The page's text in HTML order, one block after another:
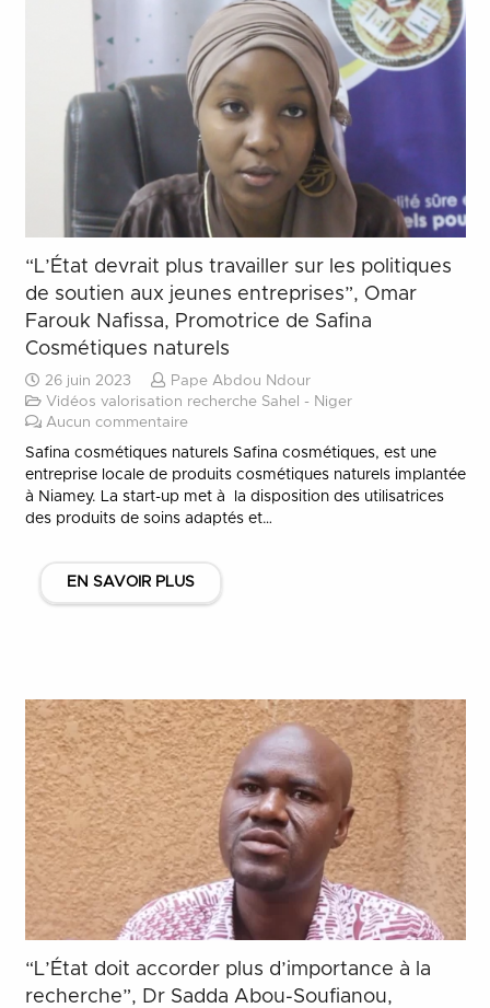
“L’État devrait plus travailler sur les politiques
de soutien aux jeunes entreprises”, Omar
Farouk Nafissa, Promotrice de Safina
Cosmétiques naturels
26 juin 2023
Pape Abdou Ndour
Vidéos valorisation recherche Sahel - Niger
Aucun commentaire
Safina cosmétiques naturels Safina cosmétiques, est une
entreprise locale de produits cosmétiques naturels implantée
à Niamey. La start-up met à la disposition des utilisatrices
des produits de soins adaptés et…
EN SAVOIR PLUS
“L’État doit accorder plus d’importance à la
recherche”, Dr Sadda Abou-Soufianou,